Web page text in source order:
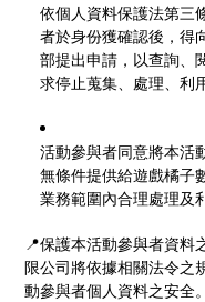
依個人資料保護法第三
者於身份獲確認後，得
部提出申請，以查詢、
求停止蒐集、處理、利
活動參與者同意將本活
無條件提供給遊戲橘子
業務範圍內合理處理及
📍保護本活動參與者資料
限公司將依據相關法令之
動參與者個人資料之安全。